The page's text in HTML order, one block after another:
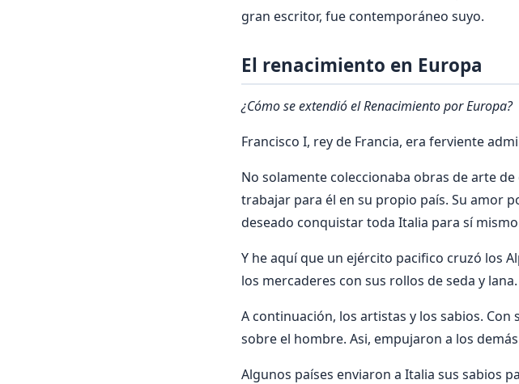
gran escritor, fue contemporáneo suyo.
El renacimiento en Europa
¿Cómo se extendió el Renacimiento por Europa?
Francisco I, rey de Francia, era ferviente
No solamente coleccionaba obras de arte
trabajar para él en su propio país. Su amor
deseado conquistar toda Italia para sí
Y he aquí que un ejército pacifico cruzó los
los mercaderes con sus rollos de seda y lana.
A continuación, los artistas y los sabios.
sobre el hombre. Asi, empujaron a los
Algunos países enviaron a Italia sus sabios